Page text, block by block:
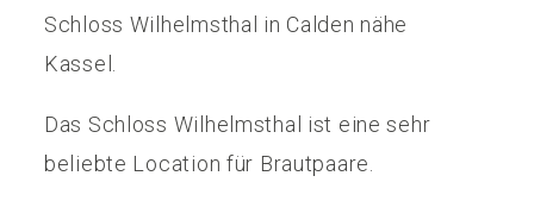
Schloss Wilhelmsthal in Calden nähe
Kassel.
Das Schloss Wilhelmsthal ist eine sehr
beliebte Location für Brautpaare.